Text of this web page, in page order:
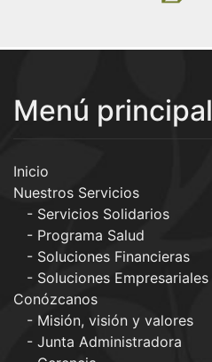
Menú principal
Inicio
Nuestros Servicios
Servicios Solidarios
Programa Salud
Soluciones Financieras
Soluciones Empresariales
Conózcanos
Misión, visión y valores
Junta Administradora